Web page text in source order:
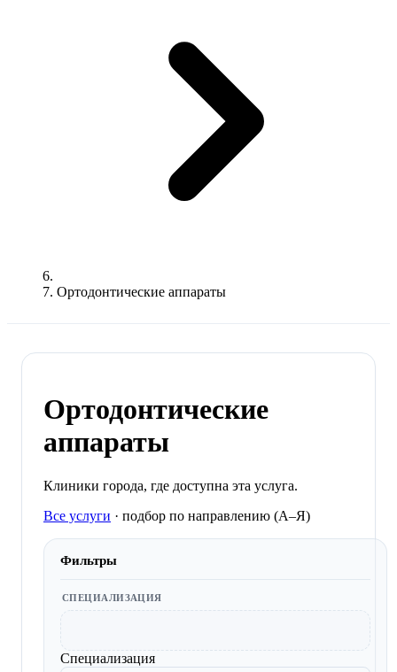
Ортодонтические аппараты
Ортодонтические
аппараты
Клиники города, где доступна эта услуга.
Все услуги · подбор по направлению (A–Я)
Фильтры
СПЕЦИАЛИЗАЦИЯ
Специализация